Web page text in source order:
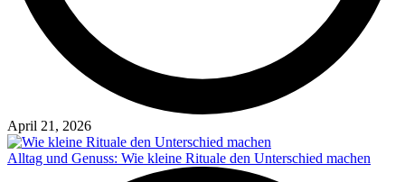
April 21, 2026
Alltag und Genuss: Wie kleine Rituale den Unterschied machen